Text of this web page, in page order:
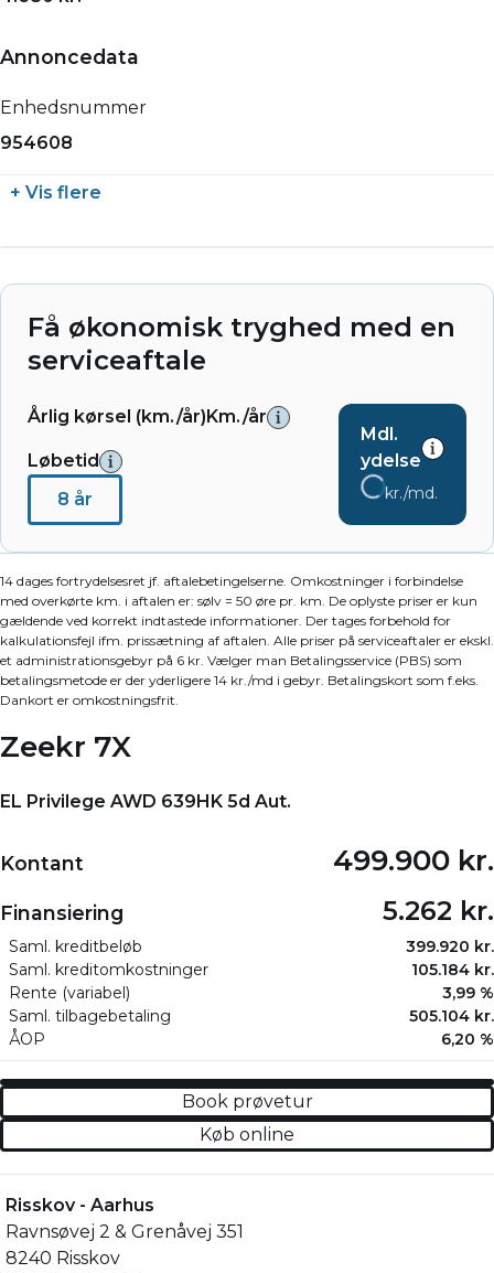
Annoncedata
Enhedsnummer
954608
+ Vis flere
Få økonomisk tryghed med en
serviceaftale
Årlig kørsel (km./år)Km./år
Løbetid
8 år
Mdl.
ydelse
kr./md.
14 dages fortrydelsesret jf. aftalebetingelserne. Omkostninger i forbindelse
med overkørte km. i aftalen er: sølv = 50 øre pr. km. De oplyste priser er kun
gældende ved korrekt indtastede informationer. Der tages forbehold for
kalkulationsfejl ifm. prissætning af aftalen. Alle priser på serviceaftaler er ekskl.
et administrationsgebyr på 6 kr. Vælger man Betalingsservice (PBS) som
betalingsmetode er der yderligere 14 kr./md i gebyr. Betalingskort som f.eks.
Dankort er omkostningsfrit.
Zeekr 7X
EL Privilege AWD 639HK 5d Aut.
Kontant 499.900 kr.
Finansiering 5.262 kr.
Saml. kreditbeløb
399.920 kr.
Saml. kreditomkostninger
105.184 kr.
Rente (variabel)
3,99 %
Saml. tilbagebetaling
505.104 kr.
ÅOP
6,20 %
Book prøvetur
Køb online
Risskov - Aarhus
Ravnsøvej 2 & Grenåvej 351
8240 Risskov